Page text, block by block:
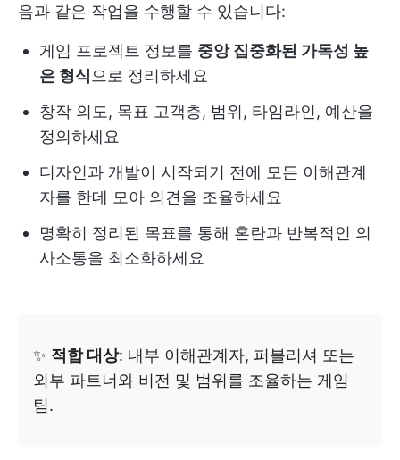
음과 같은 작업을 수행할 수 있습니다:
게임 프로젝트 정보를 중앙 집중화된 가독성 높
은 형식 으로 정리하세요
창작 의도, 목표 고객층, 범위, 타임라인, 예산을
정의하세요
디자인과 개발이 시작되기 전에 모든 이해관계
자를 한데 모아 의견을 조율하세요
명확히 정리된 목표를 통해 혼란과 반복적인 의
사소통을 최소화하세요
✨ 적합 대상: 내부 이해관계자, 퍼블리셔 또는
외부 파트너와 비전 및 범위를 조율하는 게임
팀.